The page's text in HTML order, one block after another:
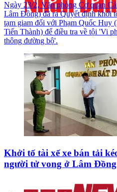
Ngày 23/2, Văn phòng Cơ quan
Lâm Đồng) đã ra Quyết định khởi
tạm giam đối với Phạm Quốc Huy
Tiến Thành) để điều tra về tội 'Vi
thông đường bộ'.
Khởi tố tài xế xe bán tải
người tử vong ở Lâm Đồng